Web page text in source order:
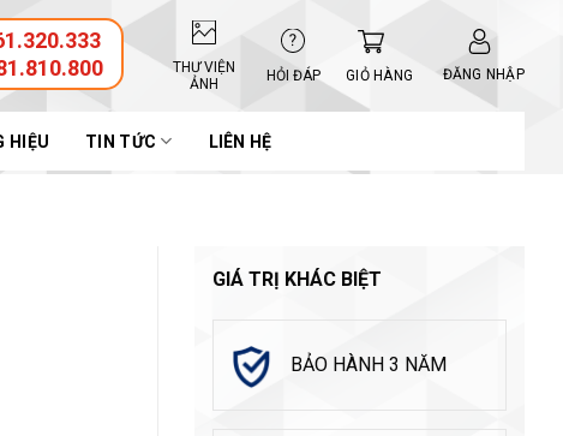
THƯ VIỆN
ẢNH
HỎI ĐÁP GIỎ HÀNG ĐĂNG NHẬP
HIỆU TIN TỨC LIÊN HỆ
GIÁ TRỊ KHÁC BIỆT
BẢO HÀNH 3 NĂM